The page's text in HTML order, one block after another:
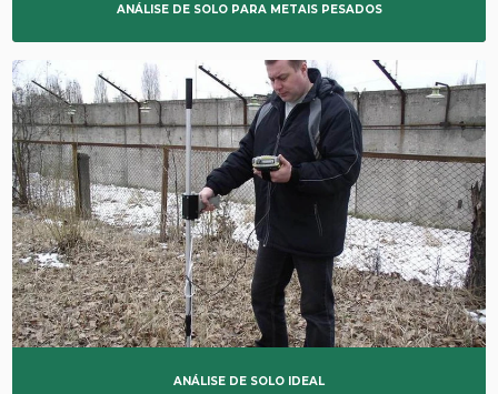
ANÁLISE DE SOLO PARA METAIS PESADOS
ANÁLISE DE SOLO IDEAL